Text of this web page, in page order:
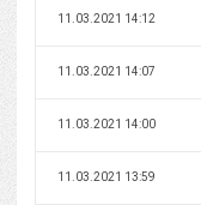
11.03.2021 14:12
11.03.2021 14:07
11.03.2021 14:00
11.03.2021 13:59